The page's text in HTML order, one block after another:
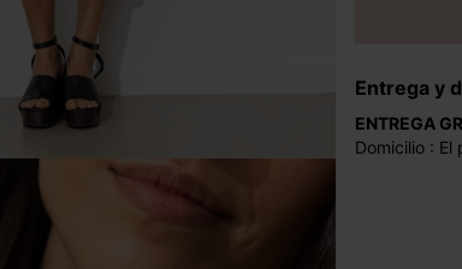
Entrega y
ENTREGA
Domicilio :